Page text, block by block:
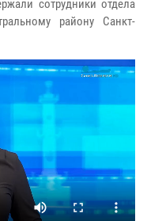
сотрудники отдела
району Санкт-